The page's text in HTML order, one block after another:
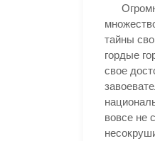
тайны
гордые
свое
вовсе не